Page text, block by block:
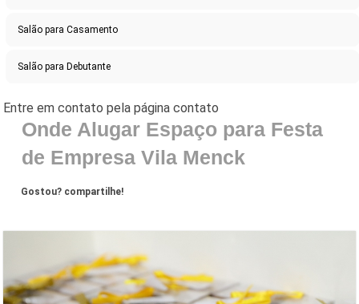
Salão para Casamento
Salão para Debutante
Onde Alugar Espaço para Festa
de Empresa Vila Menck
Gostou? compartilhe!